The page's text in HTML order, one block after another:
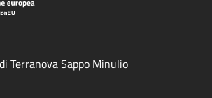
Terranova Sappo Minulio